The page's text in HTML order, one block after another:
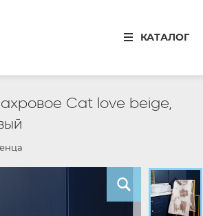
КАТАЛОГ
Cat love beige,